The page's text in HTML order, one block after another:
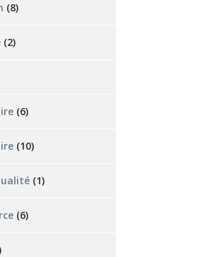
(8)
(2)
(6)
(10)
(1)
(6)